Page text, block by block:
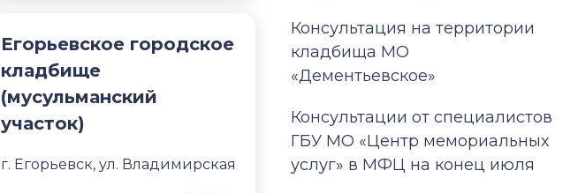
Егорьевское городское
кладбище
(мусульманский
участок)
г. Егорьевск, ул. Владимирская
Консультация на территории
кладбища МО
«Дементьевское»
Консультации от специалистов
ГБУ МО «Центр мемориальных
услуг» в МФЦ на конец июля